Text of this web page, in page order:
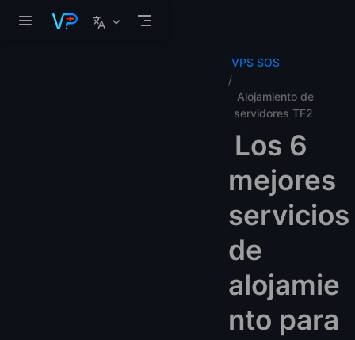
VPS SOS
Alojamiento de
servidores TF2
Los 6
mejores
servicios
de
alojamie
nto para